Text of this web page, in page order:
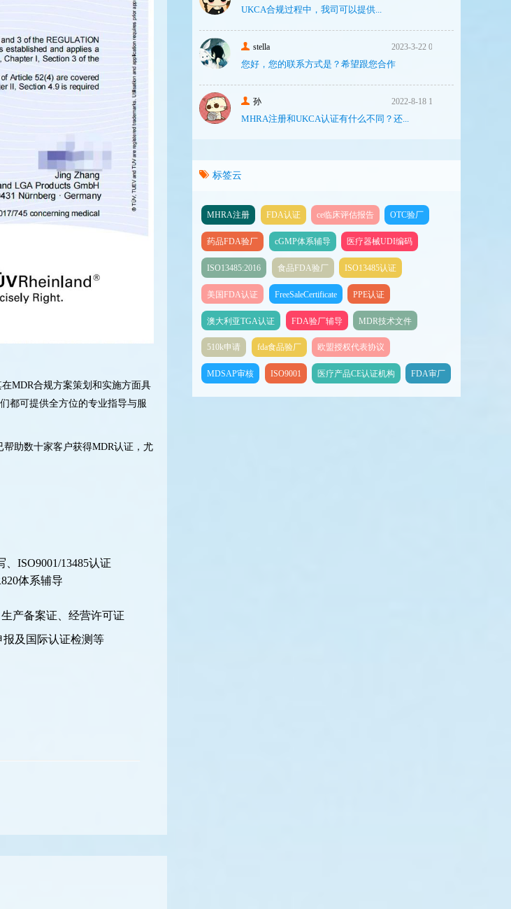
MDR合规方案策划和实施方面具
都可提供全方位的专业指导与服
助数十家客户获得MDR认证，尤
ISO9001/13485认证
体系辅导
产备案证、经营许可证
及国际认证检测等
UKCA合‮过规‬程中，我司可‮提以‬供...
stella 2023-3-22 08:31
您好，您的联系方式是？希望跟您合作
孙 2022-8-18 17:47
MHRA注册和UKCA认证有什么不同？还...
标签云
MHRA注册 FDA认证 ce临床评估报告 OTC验厂
药品FDA验厂 cGMP体系辅导 医疗器械UDI编码
ISO13485:2016 食品FDA验厂 ISO13485认证
美国FDA认证 FreeSaleCertificate PPE认证
澳大利亚TGA认证 FDA验厂辅导 MDR技术文件
510k申请 fda食品验厂 欧盟授权代表协议
MDSAP审核 ISO9001 医疗产品CE认证机构 FDA审厂